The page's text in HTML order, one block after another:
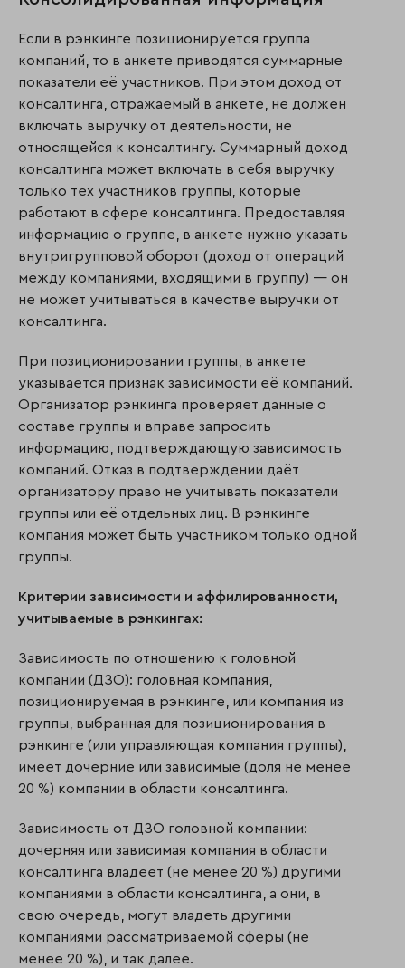
Если в рэнкинге позиционируется группа
компаний, то в анкете приводятся суммарные
показатели её участников. При этом доход от
консалтинга, отражаемый в анкете, не должен
включать выручку от деятельности, не
относящейся к консалтингу. Суммарный доход
консалтинга может включать в себя выручку
только тех участников группы, которые
работают в сфере консалтинга. Предоставляя
информацию о группе, в анкете нужно указать
внутригрупповой оборот (доход от операций
между компаниями, входящими в группу) — он
не может учитываться в качестве выручки от
консалтинга.
При позиционировании группы, в анкете
указывается признак зависимости её компаний.
Организатор рэнкинга проверяет данные о
составе группы и вправе запросить
информацию, подтверждающую зависимость
компаний. Отказ в подтверждении даёт
организатору право не учитывать показатели
группы или её отдельных лиц. В рэнкинге
компания может быть участником только одной
группы.
Критерии зависимости и аффилированности,
учитываемые в рэнкингах:
Зависимость по отношению к головной
компании (ДЗО): головная компания,
позиционируемая в рэнкинге, или компания из
группы, выбранная для позиционирования в
рэнкинге (или управляющая компания группы),
имеет дочерние или зависимые (доля не менее
20 %) компании в области консалтинга.
Зависимость от ДЗО головной компании:
дочерняя или зависимая компания в области
консалтинга владеет (не менее 20 %) другими
компаниями в области консалтинга, а они, в
свою очередь, могут владеть другими
компаниями рассматриваемой сферы (не
менее 20 %), и так далее.